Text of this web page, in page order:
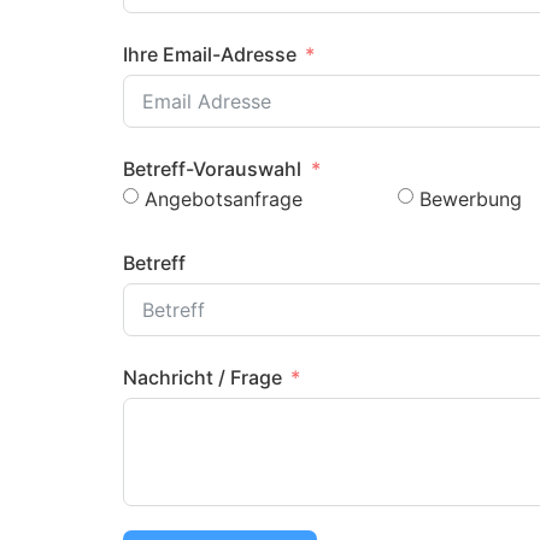
Ihre Email-Adresse
Betreff-Vorauswahl
Angebotsanfrage
Bewerbung
Betreff
Nachricht / Frage